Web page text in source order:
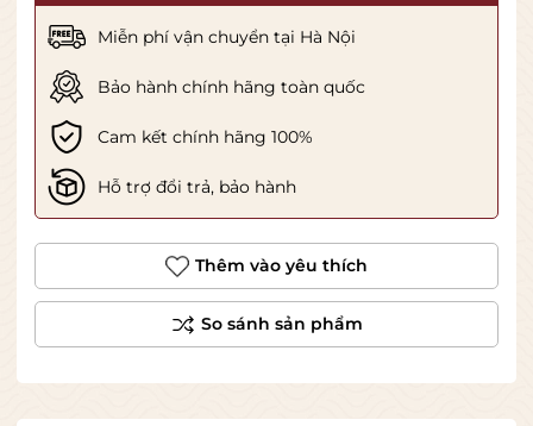
Miễn phí vận chuyển tại Hà Nội
Bảo hành chính hãng toàn quốc
Cam kết chính hãng 100%
Hỗ trợ đổi trả, bảo hành
Thêm vào yêu thích